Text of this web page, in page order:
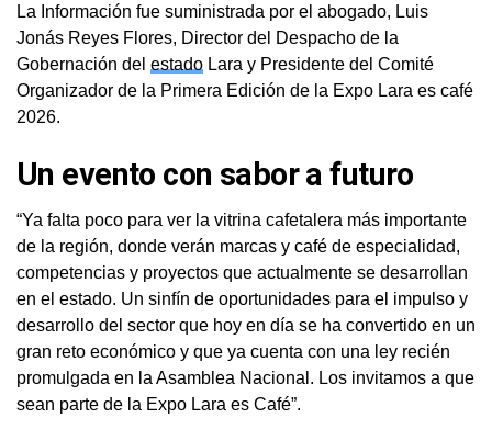
La Información fue suministrada por el abogado, Luis
Jonás Reyes Flores, Director del Despacho de la
Gobernación del estado Lara y Presidente del Comité
Organizador de la Primera Edición de la Expo Lara es café
2026.
Un evento con sabor a futuro
“Ya falta poco para ver la vitrina cafetalera más importante
de la región, donde verán marcas y café de especialidad,
competencias y proyectos que actualmente se desarrollan
en el estado. Un sinfín de oportunidades para el impulso y
desarrollo del sector que hoy en día se ha convertido en un
gran reto económico y que ya cuenta con una ley recién
promulgada en la Asamblea Nacional. Los invitamos a que
sean parte de la Expo Lara es Café”.